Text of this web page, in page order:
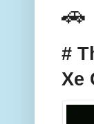
🚗
#
Xe